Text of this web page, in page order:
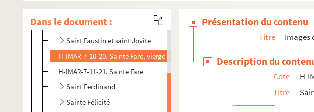
Dans le document :
H-IMAR-7-5-9. Saint Fabianus, pape
H-IMAR-7-5-10. Saint Fabianus, pape
Saint Faustin et saint Jovite
H-IMAR-7-10-20. Sainte Fare, vierge
H-IMAR-7-11-21. Sainte Fare
Saint Ferdinand
Sainte Félicité
Présentation du contenu
Titre Images
Description du
Cote
H-
Titre